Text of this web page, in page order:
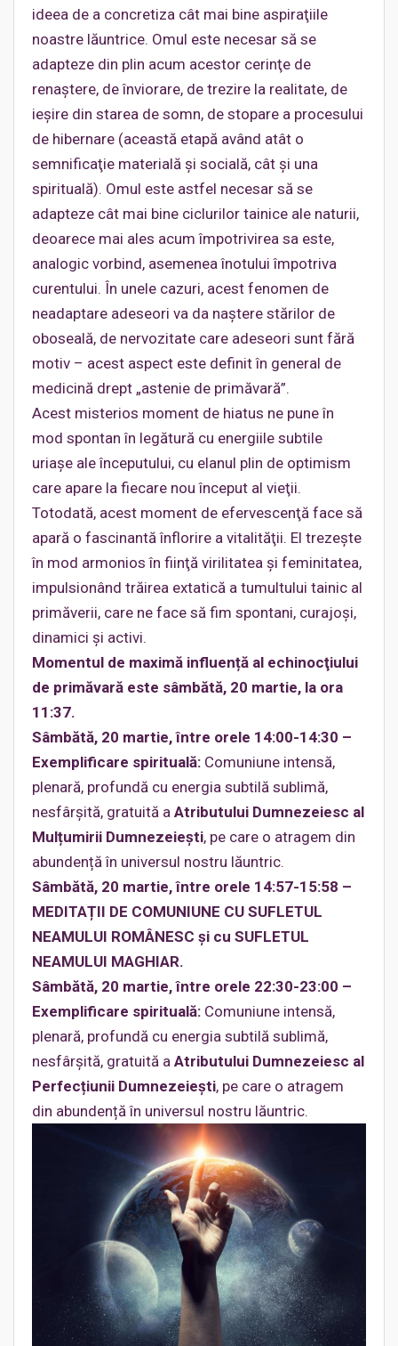
ideea de a concretiza cât mai bine aspiraţiile
noastre lăuntrice. Omul este necesar să se
adapteze din plin acum acestor cerinţe de
renaştere, de înviorare, de trezire la realitate, de
ieşire din starea de somn, de stopare a procesului
de hibernare (această etapă având atât o
semnificaţie materială şi socială, cât şi una
spirituală). Omul este astfel necesar să se
adapteze cât mai bine ciclurilor tainice ale naturii,
deoarece mai ales acum împotrivirea sa este,
analogic vorbind, asemenea înotului împotriva
curentului. În unele cazuri, acest fenomen de
neadaptare adeseori va da naştere stărilor de
oboseală, de nervozitate care adeseori sunt fără
motiv – acest aspect este definit în general de
medicină drept „astenie de primăvară”.
Acest misterios moment de hiatus ne pune în
mod spontan în legătură cu energiile subtile
uriaşe ale începutului, cu elanul plin de optimism
care apare la fiecare nou început al vieţii.
Totodată, acest moment de efervescenţă face să
apară o fascinantă înflorire a vitalităţii. El trezeşte
în mod armonios în fiinţă virilitatea şi feminitatea,
impulsionând trăirea extatică a tumultului tainic al
primăverii, care ne face să fim spontani, curajoşi,
dinamici şi activi.
Momentul de maximă influență al echinocţiului
de primăvară este sâmbătă, 20 martie, la ora
11:37.
Sâmbătă, 20 martie, între orele 14:00-14:30 –
Exemplificare spirituală: Comuniune intensă,
plenară, profundă cu energia subtilă sublimă,
nesfârşită, gratuită a Atributului Dumnezeiesc al
Mulțumirii Dumnezeieşti, pe care o atragem din
abundență în universul nostru lăuntric.
Sâmbătă, 20 martie, între orele 14:57-15:58 –
MEDITAȚII DE COMUNIUNE CU SUFLETUL
NEAMULUI ROMÂNESC şi cu SUFLETUL
NEAMULUI MAGHIAR.
Sâmbătă, 20 martie, între orele 22:30-23:00 –
Exemplificare spirituală: Comuniune intensă,
plenară, profundă cu energia subtilă sublimă,
nesfârşită, gratuită a Atributului Dumnezeiesc al
Perfecțiunii Dumnezeieşti, pe care o atragem
din abundență în universul nostru lăuntric.